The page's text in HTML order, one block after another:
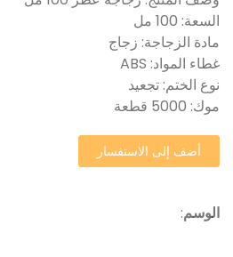
السعة: 100 مل
مادة الزجاجة: زجاج
غطاء المواد: ABS
نوع الختم: تجعيد
موك: 5000 قطعة
أضف إلى الاستفسار
الوسم: